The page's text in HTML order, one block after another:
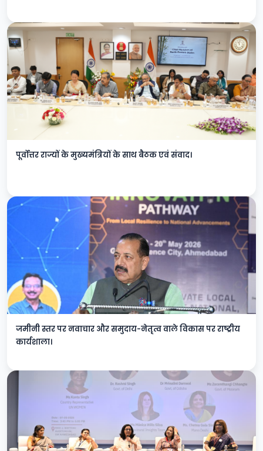
पूर्वोत्तर राज्यों के मुख्यमंत्रियों के साथ बैठक एवं संवाद।
जमीनी स्तर पर नवाचार और समुदाय-नेतृत्व वाले विकास पर राष्ट्रीय
कार्यशाला।